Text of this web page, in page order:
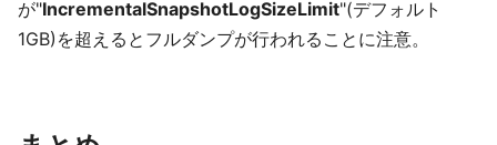
が"IncrementalSnapshotLogSizeLimit"(デフォルト
1GB)を超えるとフルダンプが行われることに注意。